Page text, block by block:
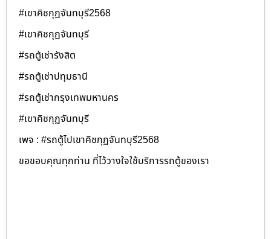
#เขาคิชกุฏจันทบุรี2568
#เขาคิชกุฏจันทบุรี
#รถตู้เช่ารังสิต
#รถตู้เช่าปทุมธานี
#รถตู้เช่ากรุงเทพมหานคร
#เขาคิชกุฏจันทบุรี
เพจ : #รถตู้ไปเขาคิชกุฏจันทบุรี2568
ขอขอบคุณทุกท่าน ที่ไว้วางใจใช้บริการรถตู้ของเรา